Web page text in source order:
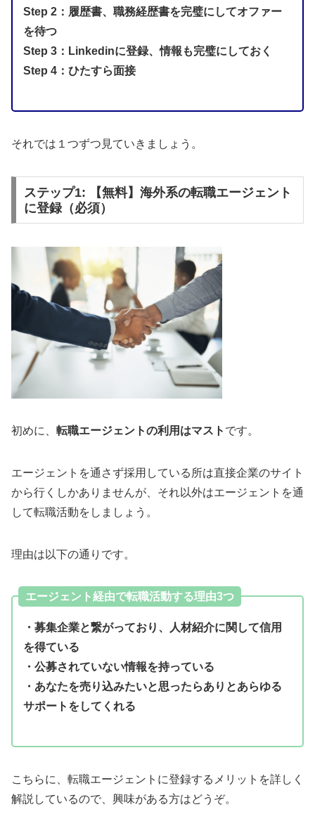
Step 2：履歴書、職務経歴書を完璧にしてオファー
を待つ
Step 3：Linkedinに登録、情報も完璧にしておく
Step 4：ひたすら面接
それでは１つずつ見ていきましょう。
ステップ1: 【無料】海外系の転職エージェント
に登録（必須）
初めに、 転職エージェントの利用はマスト です。
エージェントを通さず採用している所は直接企業のサイト
から行くしかありませんが、それ以外はエージェントを通
して転職活動をしましょう。
理由は以下の通りです。
エージェント経由で転職活動する理由3つ
・募集企業と繋がっており、人材紹介に関して信用
を得ている
・公募されていない情報を持っている
・あなたを売り込みたいと思ったらありとあらゆる
サポートをしてくれる
こちらに、転職エージェントに登録するメリットを詳しく
解説しているので、興味がある方はどうぞ。